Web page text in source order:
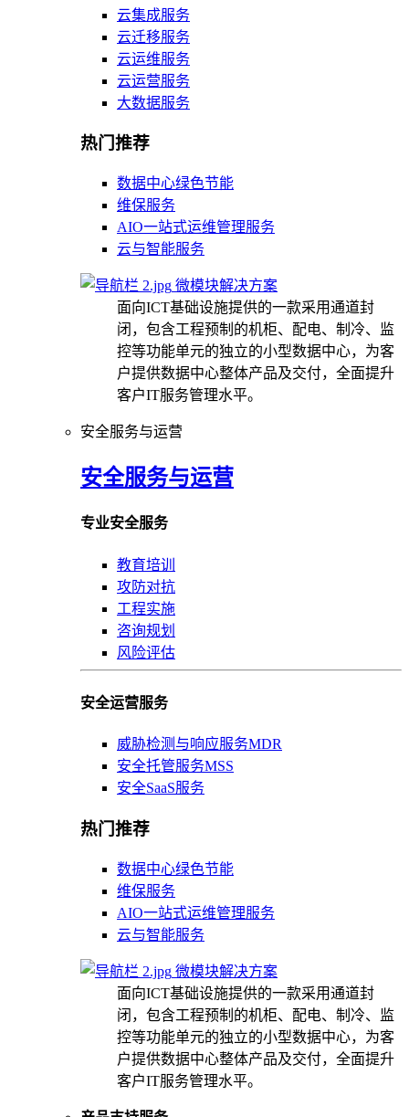
云集成服务
云迁移服务
云运维服务
云运营服务
大数据服务
热门推荐
数据中心绿色节能
维保服务
AIO一站式运维管理服务
云与智能服务
微模块解决方案
面向ICT基础设施提供的一款采用通道封
闭，包含工程预制的机柜、配电、制冷、监
控等功能单元的独立的小型数据中心，为客
户提供数据中心整体产品及交付，全面提升
客户IT服务管理水平。
安全服务与运营
安全服务与运营
专业安全服务
教育培训
攻防对抗
工程实施
咨询规划
风险评估
安全运营服务
威胁检测与响应服务MDR
安全托管服务MSS
安全SaaS服务
热门推荐
数据中心绿色节能
维保服务
AIO一站式运维管理服务
云与智能服务
微模块解决方案
面向ICT基础设施提供的一款采用通道封
闭，包含工程预制的机柜、配电、制冷、监
控等功能单元的独立的小型数据中心，为客
户提供数据中心整体产品及交付，全面提升
客户IT服务管理水平。